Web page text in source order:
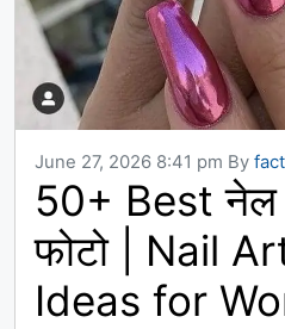
June 27, 2026 8:41 pm By
50+ Best नेल
फोटो | Nail
Ideas for